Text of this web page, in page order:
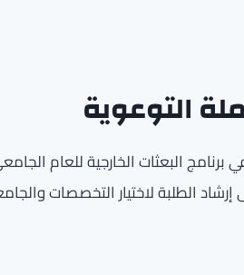
التوعوية
الطلبة لاختيار التخصصات